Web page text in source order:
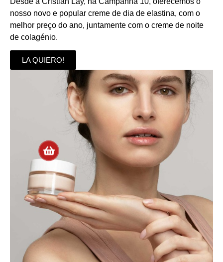
nosso novo e popular creme de dia de elastina, com o
melhor preço do ano, juntamente com o creme de noite
de colagénio.
LA QUIERO!